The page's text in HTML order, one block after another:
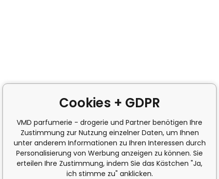
Cookies + GDPR
VMD parfumerie - drogerie und Partner benötigen Ihre
Zustimmung zur Nutzung einzelner Daten, um Ihnen
unter anderem Informationen zu Ihren Interessen durch
Personalisierung von Werbung anzeigen zu können. Sie
erteilen Ihre Zustimmung, indem Sie das Kästchen "Ja,
ich stimme zu" anklicken.